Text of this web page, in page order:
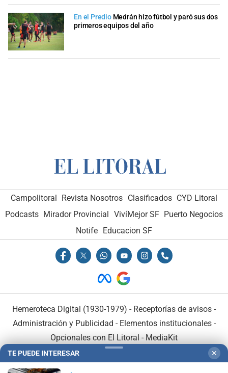
En el Predio Medrán hizo fútbol y paró sus dos
primeros equipos del año
Campolitoral Revista Nosotros Clasificados CYD Litoral
Podcasts Mirador Provincial VivíMejor SF Puerto Negocios
Notife
Educacion SF
Hemeroteca Digital (1930-1979) - Receptorías de avisos -
Administración y Publicidad - Elementos institucionales-
Opcionales con El Litoral - MediaKit
TE PUEDE INTERESAR ✕